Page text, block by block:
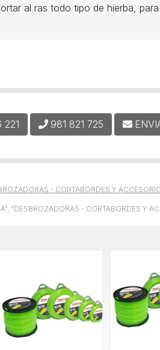
- CORTABORDES Y
"DESBROZADORAS - CORTABORDES Y
al ras todo tipo de hierba,
221 981 821 725